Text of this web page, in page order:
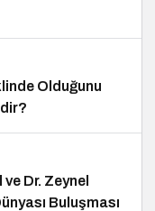
Olduğunu
Dr. Zeynel
Buluşması